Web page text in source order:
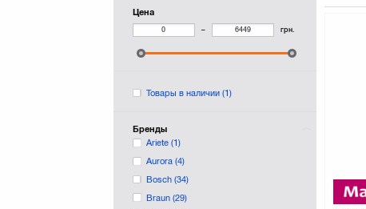
Цена
– грн.
Товары в наличии(1)
Бренды
Ariete(1)
Aurora(4)
Bosch(34)
Braun(29)